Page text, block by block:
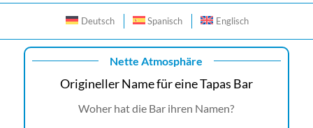
Deutsch Spanisch Englisch
Nette Atmosphäre
Origineller Name für eine Tapas Bar
Woher hat die Bar ihren Namen?